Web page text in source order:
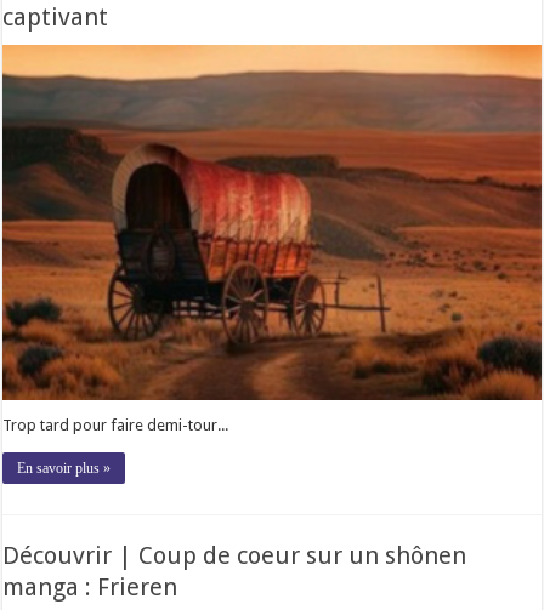
captivant
Trop tard pour faire demi-tour...
En savoir plus »
Découvrir | Coup de coeur sur un shônen
manga : Frieren